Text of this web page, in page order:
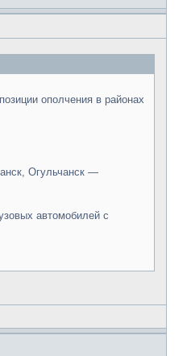
ополчения в районах
Огульчанск —
автомобилей с